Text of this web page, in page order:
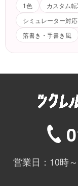
1色
カスタム
シミュレーター対応
落書き・手書き風
営業日：10時